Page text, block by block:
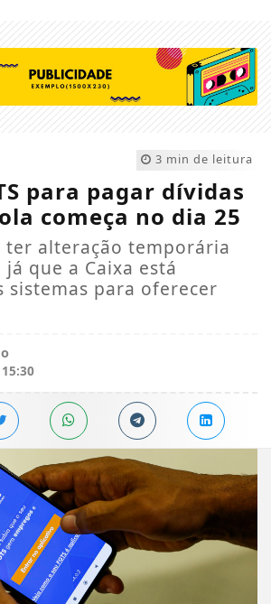
3 min de leitura
para pagar dívidas
começa no dia 25
ter alteração temporária
que a Caixa está
sistemas para oferecer